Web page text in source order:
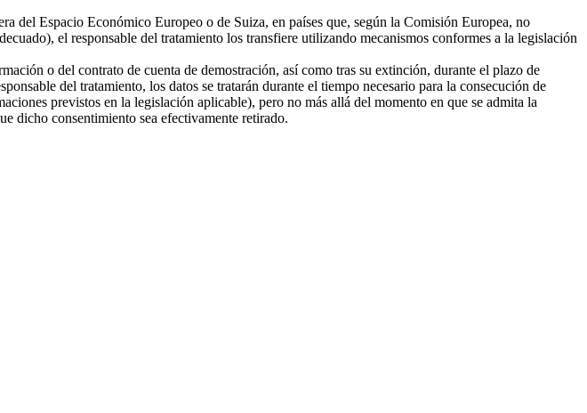
del Espacio Económico Europeo o de Suiza, en países que, según la Comisión Europea, no
el responsable del tratamiento los transfiere utilizando mecanismos conformes a la legislación
o del contrato de cuenta de demostración, así como tras su extinción, durante el plazo de
del tratamiento, los datos se tratarán durante el tiempo necesario para la consecución de
previstos en la legislación aplicable), pero no más allá del momento en que se admita la
dicho consentimiento sea efectivamente retirado.